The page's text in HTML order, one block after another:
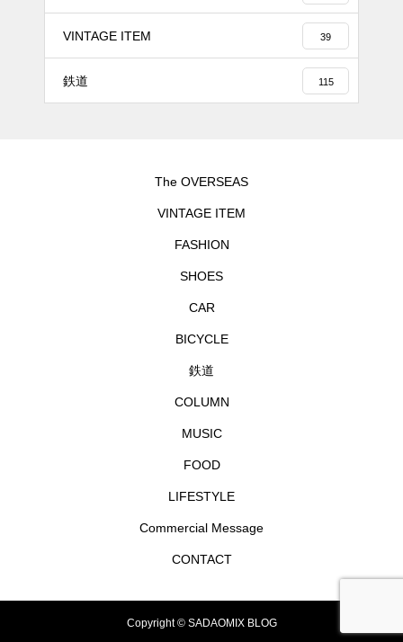
VINTAGE ITEM 39
鉄道 115
The OVERSEAS
VINTAGE ITEM
FASHION
SHOES
CAR
BICYCLE
鉄道
COLUMN
MUSIC
FOOD
LIFESTYLE
Commercial Message
CONTACT
Copyright © SADAOMIX BLOG